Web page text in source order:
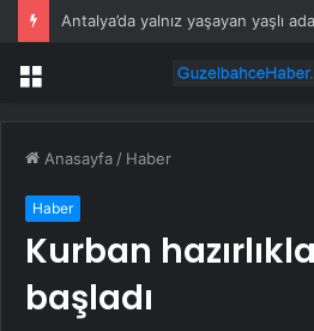
Antalya’da yalnız yaşayan yaşlı
Menü
Anasayfa / Haber
Haber
Kurban
başladı